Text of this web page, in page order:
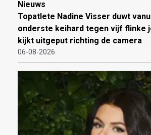
Nieuws
Topatlete Nadine Visser duwt
onderste keihard tegen vijf flinke
kijkt uitgeput richting de camera
06-08-2026